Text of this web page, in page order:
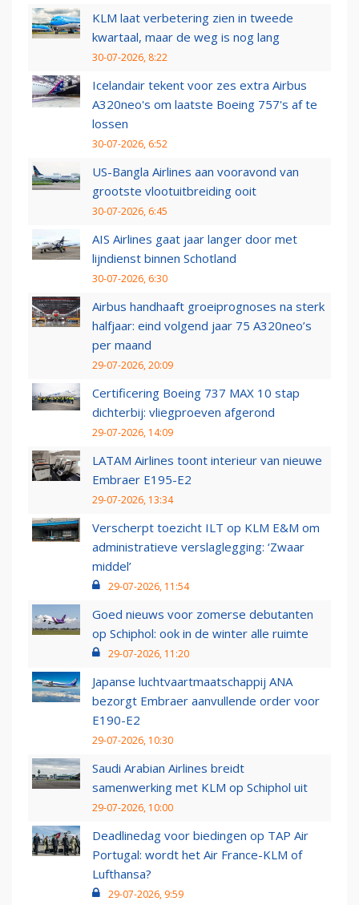
KLM laat verbetering zien in tweede
kwartaal, maar de weg is nog lang
30-07-2026, 8:22
Icelandair tekent voor zes extra Airbus
A320neo's om laatste Boeing 757's af te
lossen
30-07-2026, 6:52
US-Bangla Airlines aan vooravond van
grootste vlootuitbreiding ooit
30-07-2026, 6:45
AIS Airlines gaat jaar langer door met
lijndienst binnen Schotland
30-07-2026, 6:30
Airbus handhaaft groeiprognoses na sterk
halfjaar: eind volgend jaar 75 A320neo’s
per maand
29-07-2026, 20:09
Certificering Boeing 737 MAX 10 stap
dichterbij: vliegproeven afgerond
29-07-2026, 14:09
LATAM Airlines toont interieur van nieuwe
Embraer E195-E2
29-07-2026, 13:34
Verscherpt toezicht ILT op KLM E&M om
administratieve verslaglegging: ‘Zwaar
middel’
29-07-2026, 11:54
Goed nieuws voor zomerse debutanten
op Schiphol: ook in de winter alle ruimte
29-07-2026, 11:20
Japanse luchtvaartmaatschappij ANA
bezorgt Embraer aanvullende order voor
E190-E2
29-07-2026, 10:30
Saudi Arabian Airlines breidt
samenwerking met KLM op Schiphol uit
29-07-2026, 10:00
Deadlinedag voor biedingen op TAP Air
Portugal: wordt het Air France-KLM of
Lufthansa?
29-07-2026, 9:59